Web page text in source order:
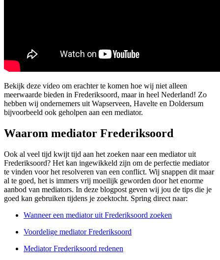
Bekijk deze video om erachter te komen hoe wij niet alleen
meerwaarde bieden in Frederiksoord, maar in heel Nederland! Zo
hebben wij ondernemers uit Wapserveen, Havelte en Doldersum
bijvoorbeeld ook geholpen aan een mediator.
Waarom mediator Frederiksoord
Ook al veel tijd kwijt tijd aan het zoeken naar een mediator uit
Frederiksoord? Het kan ingewikkeld zijn om de perfectie mediator
te vinden voor het resolveren van een conflict. Wij snappen dit maar
al te goed, het is immers vrij moeilijk geworden door het enorme
aanbod van mediators. In deze blogpost geven wij jou de tips die je
goed kan gebruiken tijdens je zoektocht. Spring direct naar:
Wanneer een mediator uit Frederiksoord zoeken
Voordelige mediator Frederiksoord
Mediator Frederiksoord redenen